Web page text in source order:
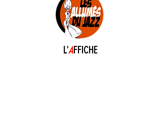
L'AFFICHE